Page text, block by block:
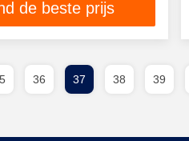
de beste prijs
36 37 38 39